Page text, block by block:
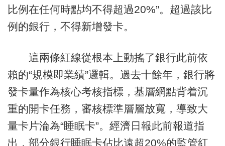
比例在任何時點均不得超過20%”。超過該比
例的銀行，不得新增發卡。
這兩條紅線從根本上動搖了銀行此前依
賴的“規模即業績”邏輯。過去十餘年，銀行將
發卡量作為核心考核指標，基層網點背着沉
重的開卡任務，審核標準層層放寬，導致大
量卡片淪為“睡眠卡”。經濟日報此前報道指
出，部分銀行睡眠卡佔比遠超20%的監管紅